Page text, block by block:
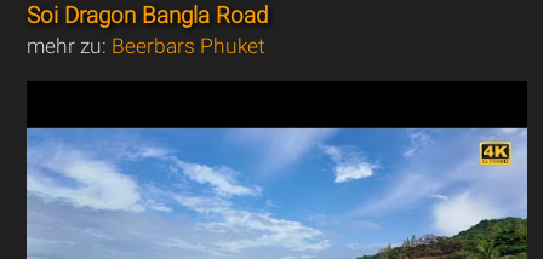
Soi Dragon Bangla Road
mehr zu: Beerbars Phuket